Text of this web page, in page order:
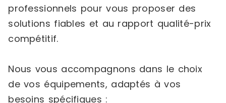
professionnels pour vous proposer des
solutions fiables et au rapport qualité-prix
compétitif.
Nous vous accompagnons dans le choix
de vos équipements, adaptés à vos
besoins spécifiques :